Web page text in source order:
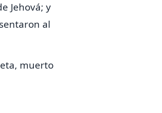
Jehová; y
al
muerto